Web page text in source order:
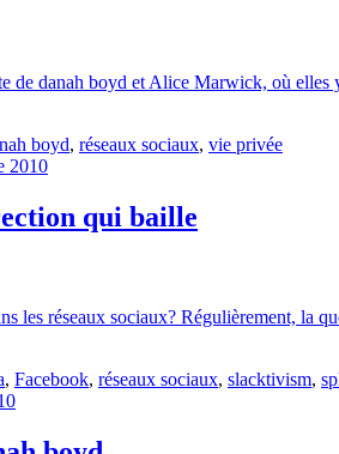
de danah boyd et Alice Marwick, où elles
boyd, réseaux sociaux, vie privée
2010
qui baille
les réseaux sociaux? Régulièrement, la
, Facebook, réseaux sociaux, slacktivism,